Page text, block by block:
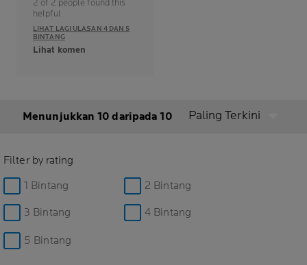
2 of 2 people found this
helpful
LIHAT LAGI ULASAN 4 DAN 5
BINTANG
Lihat komen
Menunjukkan 10 daripada 10 Paling Terkini
Filter by rating
1 Bintang
2 Bintang
3 Bintang 4 Bintang
5 Bintang